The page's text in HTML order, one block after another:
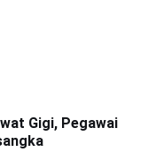
Gigi, Pegawai